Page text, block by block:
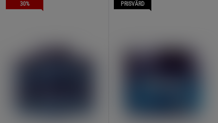
30% PRISVÄRD